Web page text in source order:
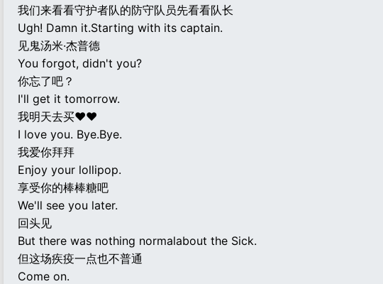
我们来看看守护者队的防守队员先看看队长
Ugh! Damn it.Starting with its captain.
见鬼汤米·杰普德
You forgot, didn't you?
你忘了吧？
I'll get it tomorrow.
我明天去买♥♥
I love you. Bye.Bye.
我爱你拜拜
Enjoy your lollipop.
享受你的棒棒糖吧
We'll see you later.
回头见
But there was nothing normalabout the Sick.
但这场疾疫一点也不普通
Come on.